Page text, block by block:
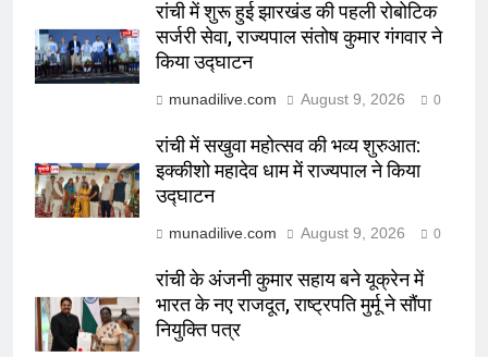
रांची में शुरू हुई झारखंड की पहली रोबोटिक
सर्जरी सेवा, राज्यपाल संतोष कुमार गंगवार ने
किया उद्घाटन
munadilive.com August 9, 2026 0
रांची में सखुवा महोत्सव की भव्य शुरुआत:
इक्कीशो महादेव धाम में राज्यपाल ने किया
उद्घाटन
munadilive.com August 9, 2026 0
रांची के अंजनी कुमार सहाय बने यूक्रेन में
भारत के नए राजदूत, राष्ट्रपति मुर्मू ने सौंपा
नियुक्ति पत्र